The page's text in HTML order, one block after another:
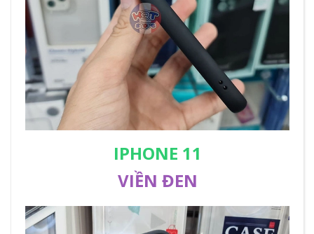
IPHONE 11
VIỀN ĐEN